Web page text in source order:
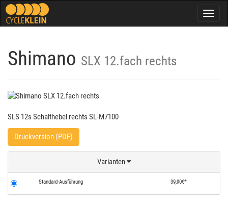
Shimano SLX 12.fach rechts
SLS 12s Schalthebel rechts SL-M7100
Druckversion (PDF)
Varianten
Standard-Ausführung 39,90€*